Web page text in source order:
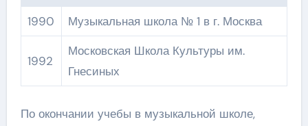
1990
Музыкальная школа № 1 в г. Москва
1992
Московская Школа Культуры им.
Гнесиных
По окончании учебы в музыкальной школе,